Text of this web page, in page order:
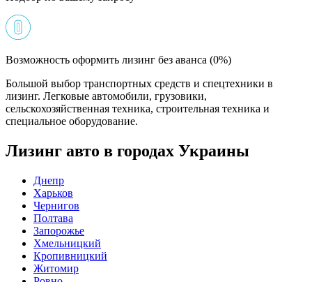
Возможность оформить лизинг без аванса (0%)
Большой выбор транспортных средств и спецтехники в
лизинг. Легковые автомобили, грузовики,
сельскохозяйственная техника, строительная техника и
специальное оборудование.
Лизинг авто в городах Украины
Днепр
Харьков
Чернигов
Полтава
Запорожье
Хмельницкий
Кропивницкий
Житомир